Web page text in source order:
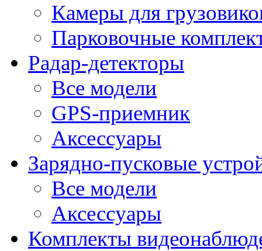
Камеры для
Парковочные
Радар-детекторы
Все модели
GPS-приемник
Аксессуары
Зарядно-пусковые
Все модели
Аксессуары
Комплекты